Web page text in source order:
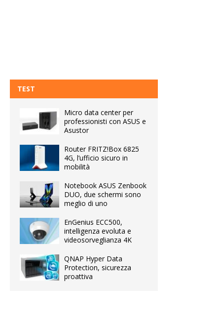
TEST
Micro data center per
professionisti con ASUS e
Asustor
Router FRITZ!Box 6825
4G, l’ufficio sicuro in
mobilità
Notebook ASUS Zenbook
DUO, due schermi sono
meglio di uno
EnGenius ECC500,
intelligenza evoluta e
videosorveglianza 4K
QNAP Hyper Data
Protection, sicurezza
proattiva